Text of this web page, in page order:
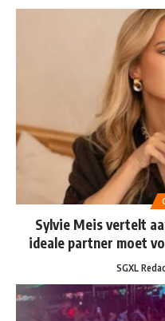
Sylvie Meis vertelt
ideale partner moet
SGXL